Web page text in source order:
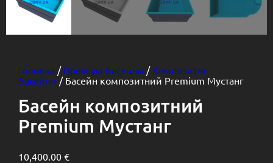
Головна / Преміум басейни / Композитні
басейни/ Басейн композитний Premium Мустанг
Басейн композитний
Premium Мустанг
10,400.00 €